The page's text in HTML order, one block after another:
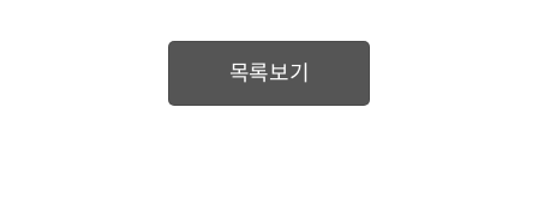
목록보기